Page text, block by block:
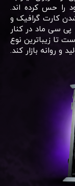
را حس کرده اند.
کارت گرافیک و
سی ماد در کنار
تا زیباترین نوع